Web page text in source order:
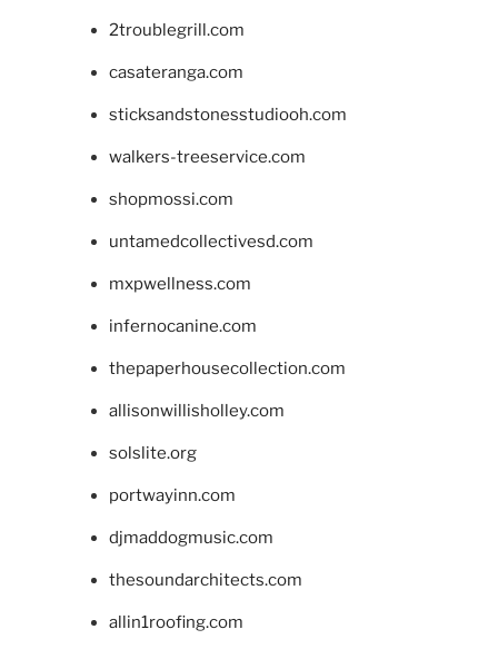
2troublegrill.com
casateranga.com
sticksandstonesstudiooh.com
walkers-treeservice.com
shopmossi.com
untamedcollectivesd.com
mxpwellness.com
infernocanine.com
thepaperhousecollection.com
allisonwillisholley.com
solslite.org
portwayinn.com
djmaddogmusic.com
thesoundarchitects.com
allin1roofing.com